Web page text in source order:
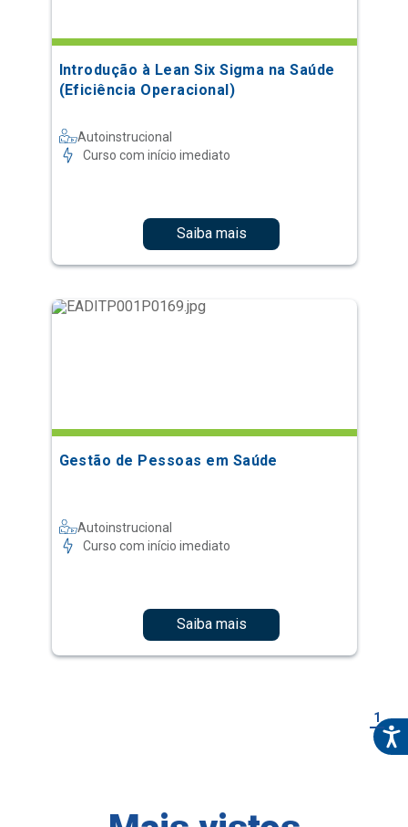
Introdução à Lean Six Sigma na Saúde
(Eficiência Operacional)
Autoinstrucional
Curso com início imediato
Saiba mais
Gestão de Pessoas em Saúde
Autoinstrucional
Curso com início imediato
Saiba mais
1